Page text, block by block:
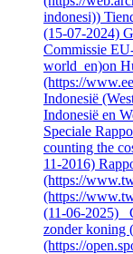
indonesi))
(15-07-2024)
Commissie
world_en)on
(https://
Indonesië
Indonesië en
Speciale
counting the
11-2016)
(https://
(https://
(11-06-2025)
zonder koning
(https://